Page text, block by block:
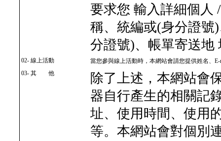
要求您 輸入詳細個人
稱、統編或(身分證號
分證號)、帳單寄送地
02- 線上活動
當您參與線上活動時，本網站會請您提供姓名、
03- 其 他
除了上述，本網站會
器自行產生的相關記
址、使用時間、使用
等。本網站會對個別